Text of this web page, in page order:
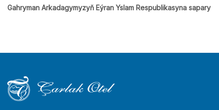
Gahryman Arkadagymyzyň Eýran Yslam Respublikasyna sapary